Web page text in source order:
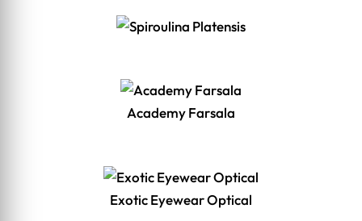
Academy Farsala
Exotic Eyewear Optical